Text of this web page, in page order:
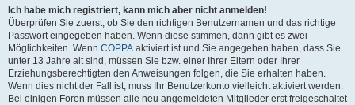
Ich habe mich registriert, kann mich aber nicht anmelden!
Überprüfen Sie zuerst, ob Sie den richtigen Benutzernamen und das richtige
Passwort eingegeben haben. Wenn diese stimmen, dann gibt es zwei
Möglichkeiten. Wenn COPPA aktiviert ist und Sie angegeben haben, dass Sie
unter 13 Jahre alt sind, müssen Sie bzw. einer Ihrer Eltern oder Ihrer
Erziehungsberechtigten den Anweisungen folgen, die Sie erhalten haben.
Wenn dies nicht der Fall ist, muss Ihr Benutzerkonto vielleicht aktiviert werden.
Bei einigen Foren müssen alle neu angemeldeten Mitglieder erst freigeschaltet